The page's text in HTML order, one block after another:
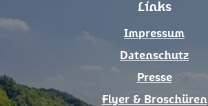
o
Links
Impressum
Datenschutz
Presse
Flyer & Broschüren